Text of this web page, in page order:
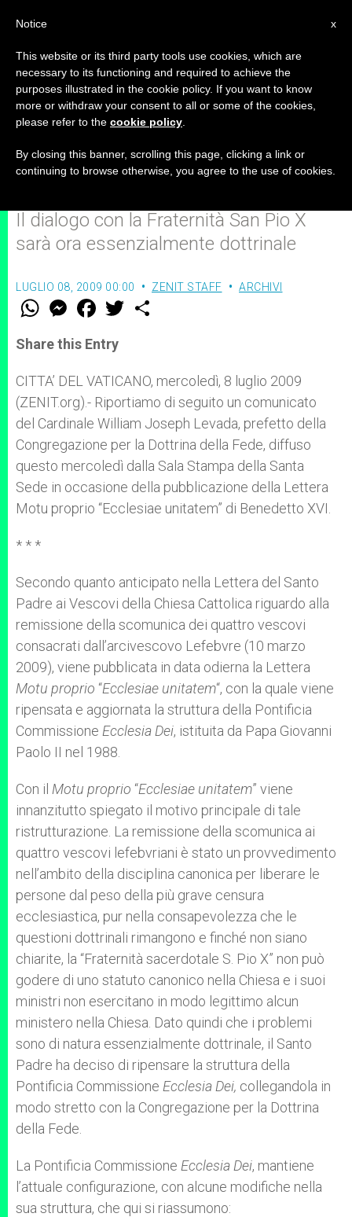
Comunicato del Cardinal Levada
sul Motu proprio "Ecclesiae
unitatem"
Il dialogo con la Fraternità San Pio X
sarà ora essenzialmente dottrinale
LUGLIO 08, 2009 00:00 ZENIT STAFF ARCHIVI
W
t
s
p
p
M
e
s
e
g
e
r
F
a
e
b
o
k
w
r
Share this Entry
CITTA’ DEL VATICANO, mercoledì, 8 luglio 2009
(ZENIT.org).- Riportiamo di seguito un comunicato
del Cardinale William Joseph Levada, prefetto della
Congregazione per la Dottrina della Fede, diffuso
questo mercoledì dalla Sala Stampa della Santa
Sede in occasione della pubblicazione della Lettera
Motu proprio “Ecclesiae unitatem” di Benedetto XVI.
* * *
Secondo quanto anticipato nella Lettera del Santo
Padre ai Vescovi della Chiesa Cattolica riguardo alla
remissione della scomunica dei quattro vescovi
consacrati dall’arcivescovo Lefebvre (10 marzo
2009), viene pubblicata in data odierna la Lettera
Motu proprio “Ecclesiae unitatem“, con la quale viene
ripensata e aggiornata la struttura della Pontificia
Commissione Ecclesia Dei, istituita da Papa Giovanni
Paolo II nel 1988.
Con il Motu proprio “Ecclesiae unitatem” viene
innanzitutto spiegato il motivo principale di tale
ristrutturazione. La remissione della scomunica ai
quattro vescovi lefebvriani è stato un provvedimento
nell’ambito della disciplina canonica per liberare le
persone dal peso della più grave censura
ecclesiastica, pur nella consapevolezza che le
questioni dottrinali rimangono e finché non siano
chiarite, la “Fraternità sacerdotale S. Pio X” non può
godere di uno statuto canonico nella Chiesa e i suoi
ministri non esercitano in modo legittimo alcun
ministero nella Chiesa. Dato quindi che i problemi
sono di natura essenzialmente dottrinale, il Santo
Padre ha deciso di ripensare la struttura della
Pontificia Commissione Ecclesia Dei, collegandola in
modo stretto con la Congregazione per la Dottrina
della Fede.
La Pontificia Commissione Ecclesia Dei, mantiene
l’attuale configurazione, con alcune modifiche nella
sua struttura, che qui si riassumono:
x
Notice
This website or its third party tools use cookies, which are
necessary to its functioning and required to achieve the
purposes illustrated in the cookie policy. If you want to know
more or withdraw your consent to all or some of the cookies,
please refer to the cookie policy
By closing this banner, scrolling this page, clicking a link or
continuing to browse otherwise, you agree to the use of cookies.